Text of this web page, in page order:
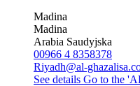
Madina
Madina
Arabia Saudyjska
00966 4 8358378
Riyadh@al-
See details Go to the